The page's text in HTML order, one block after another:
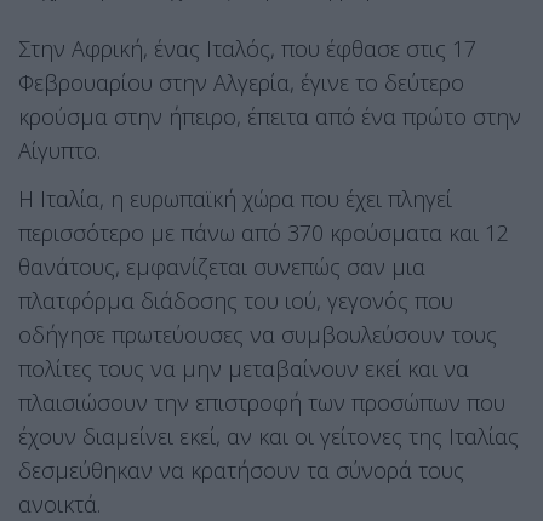
Στην Αφρική, ένας Ιταλός, που έφθασε στις 17
Φεβρουαρίου στην Αλγερία, έγινε το δεύτερο
κρούσμα στην ήπειρο, έπειτα από ένα πρώτο στην
Αίγυπτο.
Η Ιταλία, η ευρωπαϊκή χώρα που έχει πληγεί
περισσότερο με πάνω από 370 κρούσματα και 12
θανάτους, εμφανίζεται συνεπώς σαν μια
πλατφόρμα διάδοσης του ιού, γεγονός που
οδήγησε πρωτεύουσες να συμβουλεύσουν τους
πολίτες τους να μην μεταβαίνουν εκεί και να
πλαισιώσουν την επιστροφή των προσώπων που
έχουν διαμείνει εκεί, αν και οι γείτονες της Ιταλίας
δεσμεύθηκαν να κρατήσουν τα σύνορά τους
ανοικτά.